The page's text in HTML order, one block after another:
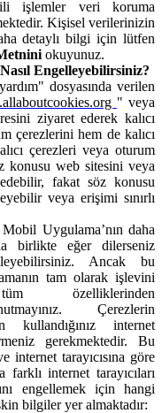
işlemler veri koruma
Kişisel verilerinizin
detaylı bilgi için lütfen
okuyunuz.
Engelleyebilirsiniz?
dosyasında verilen
" veya
ziyaret ederek kalıcı
çerezlerini hem de kalıcı
çerezleri veya oturum
konusu web sitesini veya
fakat söz konusu
veya erişimi sınırlı
Uygulama’nın daha
birlikte eğer dilerseniz
Ancak bu
tam olarak işlevini
özelliklerinden
Çerezlerin
kullandığınız internet
gerekmektedir. Bu
internet tarayıcısına göre
internet tarayıcıları
engellemek için hangi
bilgiler yer almaktadır: